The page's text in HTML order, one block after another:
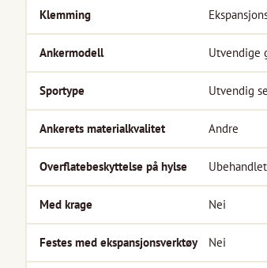
Klemming
Ankermodell Utvendige
Sportype Utvendig
Ankerets materialkvalitet Andre
Overflatebeskyttelse på hylse Ubehandlet
Med krage Nei
Festes med ekspansjonsverktøy Nei